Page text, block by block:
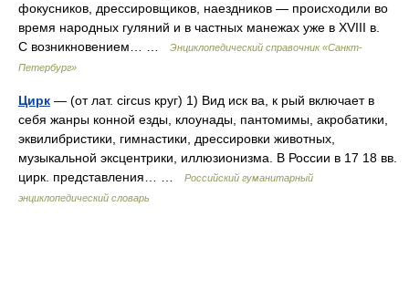
фокусников, дрессировщиков, наездников — происходили во
время народных гуляний и в частных манежах уже в XVIII в.
С возникновением… …
Энциклопедический справочник «Санкт-
Петербург»
Цирк — (от лат. circus круг) 1) Вид иск ва, к рый включает в
себя жанры конной езды, клоунады, пантомимы, акробатики,
эквилибристики, гимнастики, дрессировки животных,
музыкальной эксцентрики, иллюзионизма. В России в 17 18 вв.
цирк. представления… …
Российский гуманитарный
энциклопедический словарь